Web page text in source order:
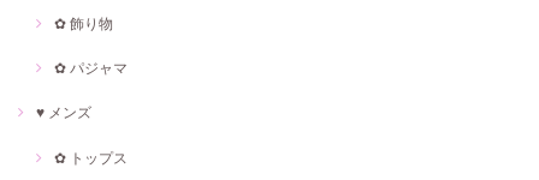
✿ 飾り物
✿ パジャマ
♥ メンズ
✿ トップス